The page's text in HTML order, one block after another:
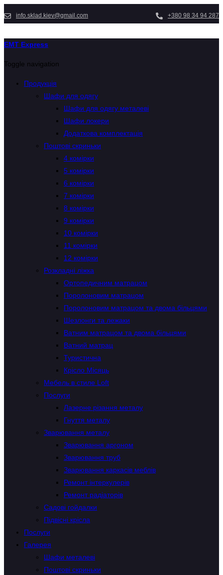
info.sklad.kiev@gmail.com +380 98 34 94 287
EMT Express
Toggle navigation
Продукція
Шафи для одягу
Шафи для одягу металеві
Шафи локери
Додаткова комплектація
Поштові скриньки
4 комірки
5 комірки
6 комірки
7 комірки
8 комірки
9 комірки
10 комірки
11 комірки
12 комірки
Розкладні ліжка
Ортопедичним матрацом
Поролоновим матрацом
Поролоновим матрацом та двома більцями
Шезлонги та лежаки
Ватним матрацом та двома більцями
Ватний матрац
Туристична
Крісло Місяць
Мебель в стиле Loft
Послуги
Лазерне різання металу
Гнуття металу
Зварювання металу
Зварювання аргоном
Зварювання труб
Зварювання каркасів меблів
Ремонт інтеркулерів
Ремонт радіаторів
Садові гойдалки
Підвісні крісла
Послуги
Галерея
Шафи металеві
Поштові скриньки